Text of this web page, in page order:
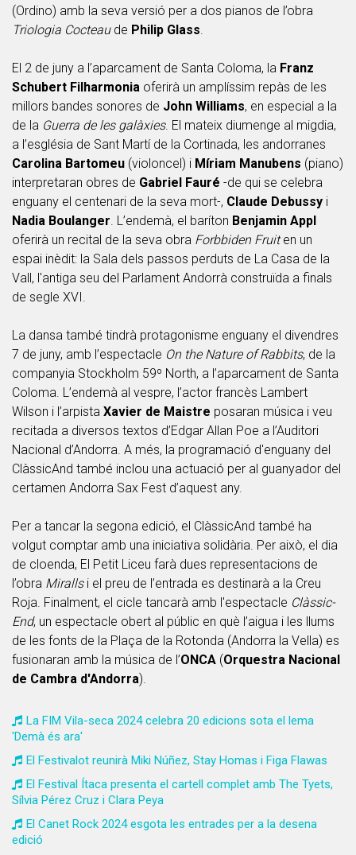
(Ordino) amb la seva versió per a dos pianos de l’obra
Triologia Cocteaude Philip Glass
El 2 de juny a l’aparcament de Santa Coloma, la Franz
Schubert Filharmonia oferirà un amplíssim repàs de les
millors bandes sonores de John Williams, en especial a la
de la Guerra de les galàxies. El mateix diumenge al migdia,
a l’església de Sant Martí de la Cortinada, les andorranes
Carolina Bartomeu (violoncel) i Míriam Manubens (piano)
interpretaran obres de Gabriel Fauré -de qui se celebra
enguany el centenari de la seva mort-, Claude Debussy i
Nadia Boulanger . L’endemà, el baríton Benjamin Appl
oferirà un recital de la seva obra Forbbiden Fruiten un
espai inèdit: la Sala dels passos perduts de La Casa de la
Vall, l'antiga seu del Parlament Andorrà construïda a finals
de segle XVI.
La dansa també tindrà protagonisme enguany el divendres
7 de juny, amb l’espectacle On the Nature of Rabbits, de la
companyia Stockholm 59º North, a l’aparcament de Santa
Coloma. L’endemà al vespre, l’actor francès Lambert
Wilson i l’arpista Xavier de Maistre posaran música i veu
recitada a diversos textos d’Edgar Allan Poe a l’Auditori
Nacional d’Andorra. A més, la programació d'enguany del
ClàssicAnd també inclou una actuació per al guanyador del
certamen Andorra Sax Fest d’aquest any.
Per a tancar la segona edició, el ClàssicAnd també ha
volgut comptar amb una iniciativa solidària. Per això, el dia
de cloenda, El Petit Liceu farà dues representacions de
l’obra Mirallsi el preu de l’entrada es destinarà a la Creu
Roja. Finalment, el cicle tancarà amb l'espectacle Clàssic-
End, un espectacle obert al públic en què l’aigua i les llums
de les fonts de la Plaça de la Rotonda (Andorra la Vella) es
fusionaran amb la música de l’ONCA (Orquestra Nacional
de Cambra d'Andorra).
La FIM Vila-seca 2024 celebra 20 edicions sota el lema
'Demà és ara'
El Festivalot reunirà Miki Núñez, Stay Homas i Figa Flawas
El Festival Ítaca presenta el cartell complet amb The Tyets,
Sílvia Pérez Cruz i Clara Peya
El Canet Rock 2024 esgota les entrades per a la desena
edició